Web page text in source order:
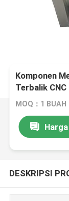
Komponen
Terbalik CNC
MOQ：1 BUAH
DESKRIPSI